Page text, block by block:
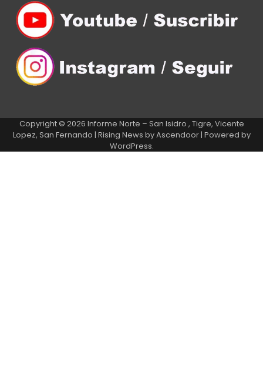
Copyright © 2026 Informe Norte – San Isidro , Tigre, Vicente
Lopez, San Fernando | Rising News byAscendoor| Powered by
WordPress.